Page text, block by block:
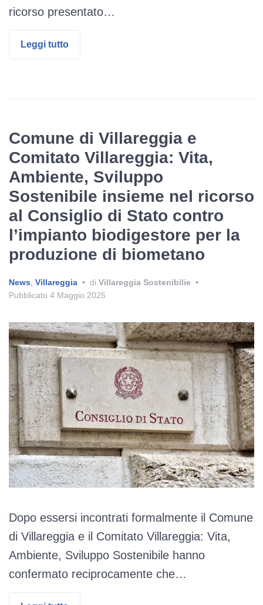
ricorso presentato…
Leggi tutto
Comune di Villareggia e
Comitato Villareggia: Vita,
Ambiente, Sviluppo
Sostenibile insieme nel ricorso
al Consiglio di Stato contro
l’impianto biodigestore per la
produzione di biometano
News Villareggia • di Villareggia Sostenibilie •
Pubblicato 4 Maggio 2025
Dopo essersi incontrati formalmente il Comune
di Villareggia e il Comitato Villareggia: Vita,
Ambiente, Sviluppo Sostenibile hanno
confermato reciprocamente che…